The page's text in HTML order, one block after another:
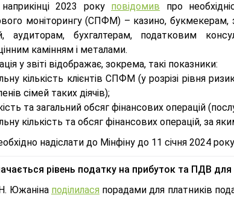
2023 року повідомив про
моніторингу (СПФМ) – казино,
аудиторам, бухгалтерам, податковим
камінням і металами.
у звіті відображає, зокрема, такі показники:
кількість клієнтів СПФМ (у розрізі рівня
сімей таких діячів);
та загальний обсяг фінансових операцій
кількість та обсяг фінансових операцій, за
надіслати до Мінфіну до 11 січня 2024
рівень податку на прибуток та ПДВ
Южаніна поділиласяпорадами для платників